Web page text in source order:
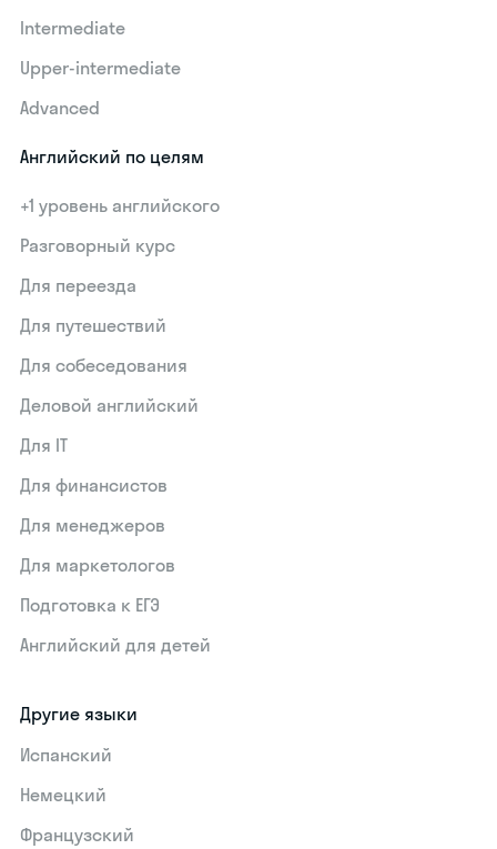
Intermediate
Upper-intermediate
Advanced
Английский по целям
+1 уровень английского
Разговорный курс
Для переезда
Для путешествий
Для собеседования
Деловой английский
Для IT
Для финансистов
Для менеджеров
Для маркетологов
Подготовка к ЕГЭ
Английский для детей
Другие языки
Испанский
Немецкий
Французский